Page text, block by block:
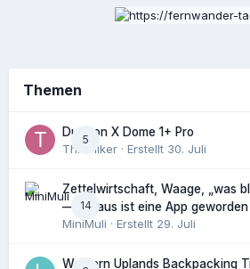
Themen
5
Durston X Dome 1+ Pro
ThruHiker · Erstellt 30. Juli
14
Zettelwirtschaft, Waage, „was
— daraus ist eine App geworden
MiniMuli · Erstellt 29. Juli
Western Uplands Backpacking